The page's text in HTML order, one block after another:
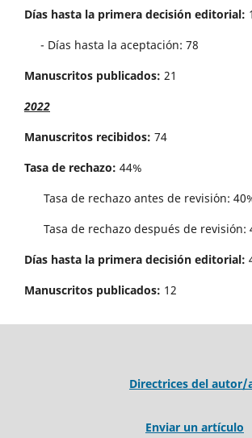
Días hasta la primera decisión editorial:
- Días hasta la aceptación: 78
Manuscritos publicados: 21
2022
Manuscritos recibidos: 74
Tasa de rechazo: 44%
Tasa de rechazo antes de revisi´on:
Tasa de rechazo después de revisión:
Días hasta la primera decisión editorial:
Manuscritos publicados: 12
Directrices del autor/
Enviar un artículo